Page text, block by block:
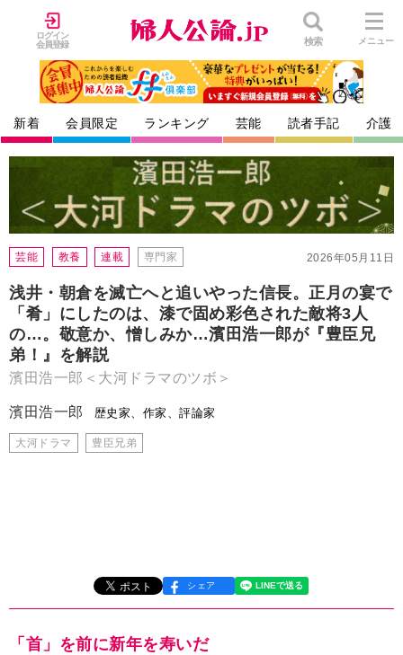
ログイン
会員登録
検索 メニュー
新着 会員限定 ランキング 芸能 読者手記 介護
2026年05月11日
芸能 教養 連載 専門家
浅井・朝倉を滅亡へと追いやった信長。正月の宴で
「肴」にしたのは、漆で固め彩色された敵将3人
の…。敬意か、憎しみか…濱田浩一郎が『豊臣兄
弟！』を解説
濱田浩一郎＜大河ドラマのツボ＞
濱田浩一郎 歴史家、作家、評論家
大河ドラマ 豊臣兄弟
シェア
「首」を前に新年を寿いだ